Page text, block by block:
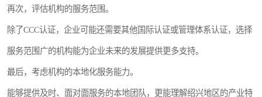
再次，评估机构的服务范围。
除了CCC认证，企业可能还需要其他国际认证或管理体系认证，选择
服务范围广的机构能为企业未来的发展提供更多支持。
最后，考虑机构的本地化服务能力。
能够提供及时、面对面服务的本地团队，更能理解绍兴地区的产业特